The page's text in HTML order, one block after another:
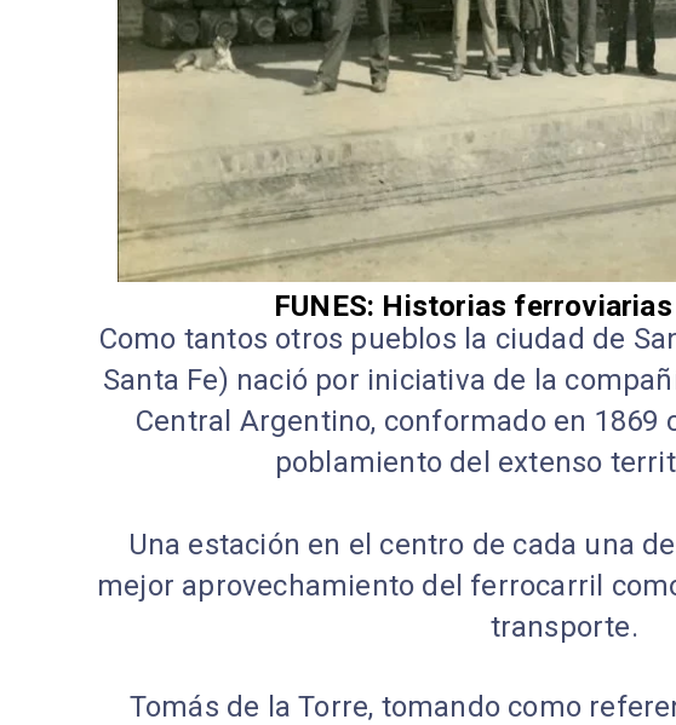
FUNES: Historias
Como tantos otros pueblos la ciudad de
Santa Fe) nació por iniciativa de la
Central Argentino, conformado en 1869
poblamiento del extenso
Una estación en el centro de cada una
mejor aprovechamiento del ferrocarril
transporte.
Tomás de la Torre, tomando como